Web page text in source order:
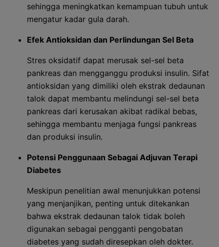
sehingga meningkatkan kemampuan tubuh untuk
mengatur kadar gula darah.
Efek Antioksidan dan Perlindungan Sel Beta
Stres oksidatif dapat merusak sel-sel beta
pankreas dan mengganggu produksi insulin. Sifat
antioksidan yang dimiliki oleh ekstrak dedaunan
talok dapat membantu melindungi sel-sel beta
pankreas dari kerusakan akibat radikal bebas,
sehingga membantu menjaga fungsi pankreas
dan produksi insulin.
Potensi Penggunaan Sebagai Adjuvan Terapi
Diabetes
Meskipun penelitian awal menunjukkan potensi
yang menjanjikan, penting untuk ditekankan
bahwa ekstrak dedaunan talok tidak boleh
digunakan sebagai pengganti pengobatan
diabetes yang sudah diresepkan oleh dokter.